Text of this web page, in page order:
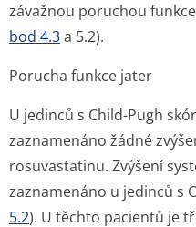
závažnou poruchou
bod 4.3a 5.2).
Porucha funkce jater
U jedinců s Child-Pugh
zaznamenáno žádné
rosuvastatinu. Zvýšení
zaznamenáno u jedinců s
5.2). U těchto pacientů je